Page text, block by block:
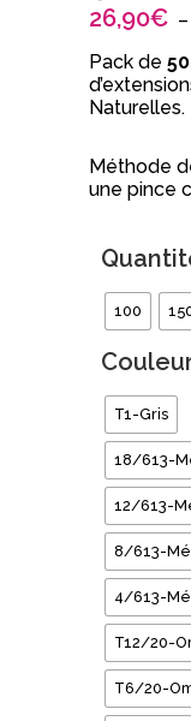
26,90€ –
Pack de
Naturelles.
Méthode
une pince
100
T1-Gris
18/613-
12/613-
8/613-
4/613-
T12/20-
T6/20-